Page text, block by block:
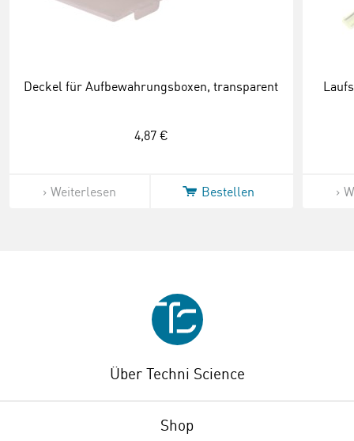
Deckel für Aufbewahrungsboxen, transparent
4,87 €
Weiterlesen Bestellen
Über Techni Science
Shop